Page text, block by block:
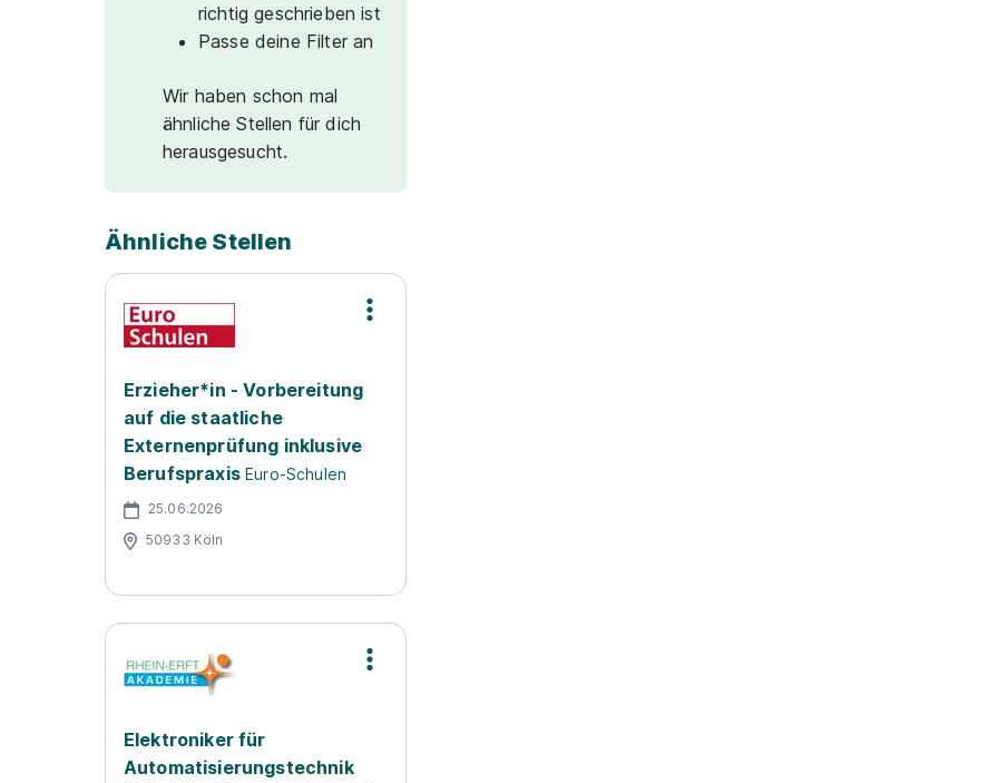
richtig geschrieben ist
Passe deine Filter an
Wir haben schon mal
ähnliche Stellen für dich
herausgesucht.
Ähnliche Stellen
Erzieher*in - Vorbereitung
auf die staatliche
Externenprüfung inklusive
Berufspraxis Euro-Schulen
25.06.2026
50933 Köln
Elektroniker für
Automatisierungstechnik